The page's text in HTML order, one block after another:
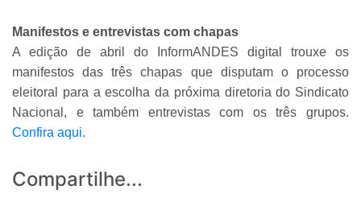
Manifestos e entrevistas com chapas
A edição de abril do InformANDES digital trouxe os
manifestos das três chapas que disputam o processo
eleitoral para a escolha da próxima diretoria do Sindicato
Nacional, e também entrevistas com os três grupos.
Confira aqui.
Compartilhe...